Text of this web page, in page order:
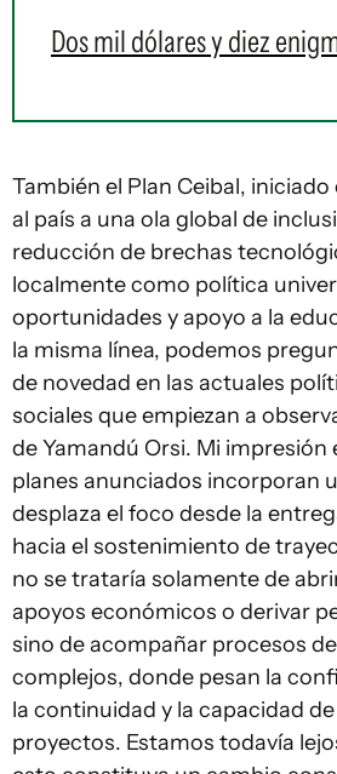
Dos mil dólares y diez
También el Plan Ceibal,
al país a una ola global de
reducción de brechas
localmente como política
oportunidades y apoyo a la
la misma línea, podemos
de novedad en las actuales
sociales que empiezan a
de Yamandú Orsi. Mi impresión
planes anunciados incorporan
desplaza el foco desde la
hacia el sostenimiento de
no se trataría solamente de
apoyos económicos o derivar
sino de acompañar procesos
complejos, donde pesan la
la continuidad y la capacidad
proyectos. Estamos todavía